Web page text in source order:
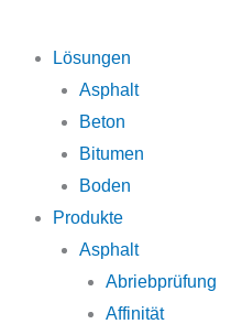
Lösungen
Asphalt
Beton
Bitumen
Boden
Produkte
Asphalt
Abriebprüfung
Affinität